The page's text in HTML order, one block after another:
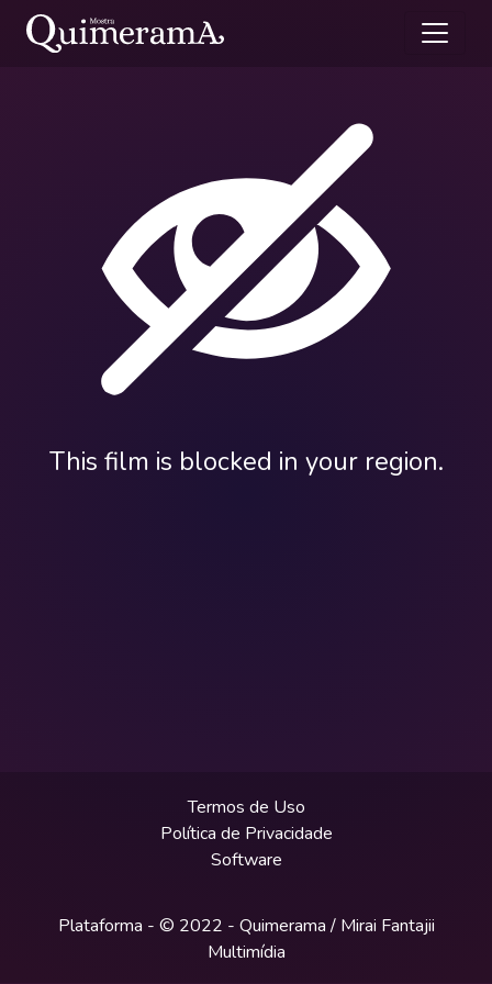
This film is blocked in your region.
Termos de Uso
Política de Privacidade
Software
Plataforma - © 2022 - Quimerama / Mirai Fantajii
Multimídia